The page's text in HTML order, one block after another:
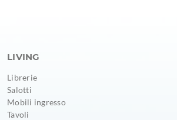
LIVING
Librerie
Salotti
Mobili ingresso
Tavoli